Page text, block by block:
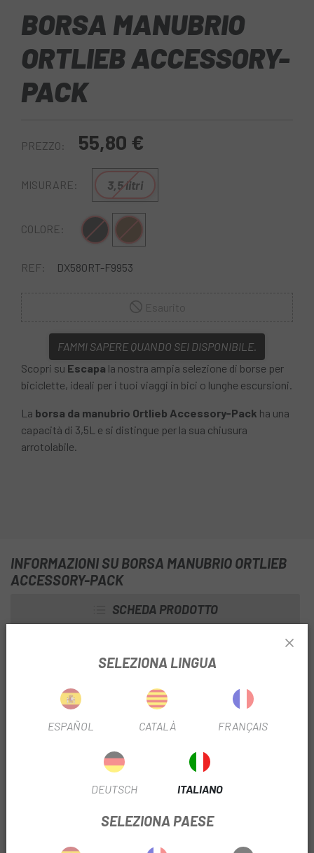
BORSA MANUBRIO
ORTLIEB ACCESSORY-
PACK
PREZZO: 55,80 €
MISURARE: 3,5 litri
COLORE: NeroMarrone
REF: DX58ORT-F9953
FAMMI SAPERE QUANDO SEI DISPONIBILE.
Scopri su Escapa la nostra ampia selezione di borse per
biciclette, ideali per i tuoi viaggi in bici o lunghe escursioni.
La borsa da manubrio Ortlieb Accessory-Pack ha una
capacità di 3,5L e si distingue per la sua chiusura
arrotolabile.
INFORMAZIONI SU BORSA MANUBRIO ORTLIEB
ACCESSORY-PACK
SCHEDA PRODOTTO
INFORMAZIONI SUL PRODOTTO
Caratteristiche:
Offre un accesso rapido e facile a smartphone, barrette
Può essere indossato come tracolla o marsupio con
SELEZIONA LINGUA
ESPAÑOL CATALÀ FRANÇAIS
DEUTSCH ITALIANO
SELEZIONA PAESE